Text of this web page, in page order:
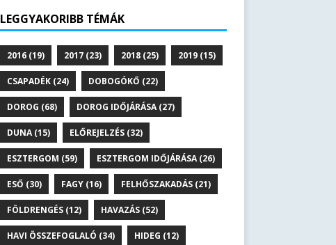
LEGGYAKORIBB TÉMÁK
2016(19) 2017(23) 2018(25) 2019(15)
CSAPADÉK(24) DOBOGÓKŐ (22)
DOROG (68) DOROG IDŐJÁRÁSA(27)
DUNA(15) ELŐREJELZÉS(32)
ESZTERGOM (59) ESZTERGOM IDŐJÁRÁSA(26)
ESŐ (30) FAGY(16) FELHŐSZAKADÁS(21)
FÖLDRENGÉS(12) HAVAZÁS(52)
HAVI ÖSSZEFOGLALÓ (34) HIDEG (12)